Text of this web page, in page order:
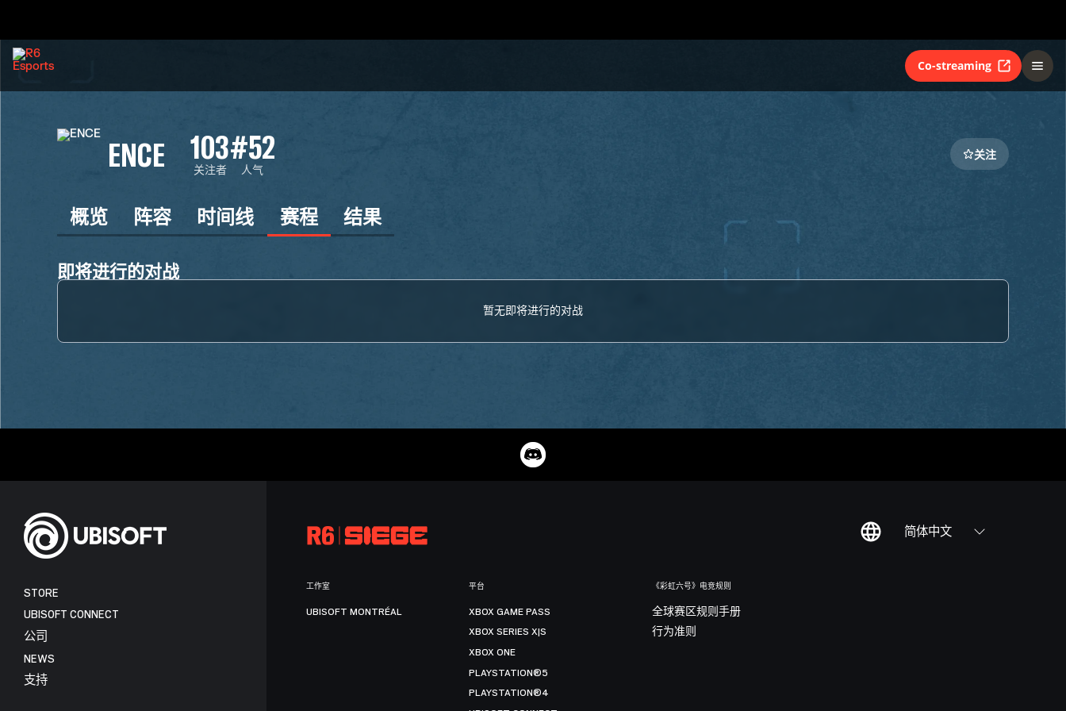
Co-streaming
ENCE 103
关注者
#52
人气
关注
概览 阵容 时间线 赛程 结果
即将进行的对战
暂无即将进行的对战
简体中文
STORE
UBISOFT CONNECT
公司
NEWS
支持
工作室
UBISOFT MONTRÉAL
平台
XBOX GAME PASS
XBOX SERIES X|S
XBOX ONE
PLAYSTATION®5
PLAYSTATION®4
《彩虹六号》电竞规则
全球赛区规则手册
行为准则